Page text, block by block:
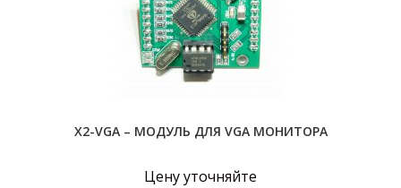
X2-VGA – МОДУЛЬ ДЛЯ VGA МОНИТОРА
Цену уточняйте